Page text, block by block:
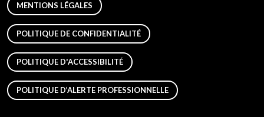
MENTIONS LÉGALES
POLITIQUE DE CONFIDENTIALITÉ
POLITIQUE D'ACCESSIBILITÉ
POLITIQUE D’ALERTE PROFESSIONNELLE